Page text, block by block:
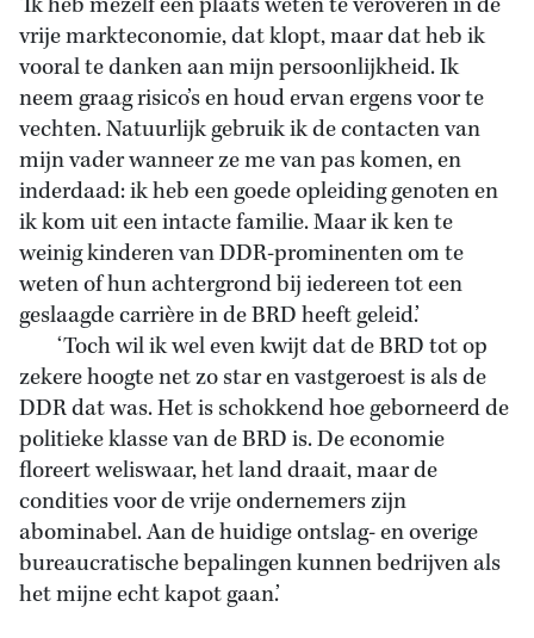
vrije markteconomie, dat klopt, maar dat heb ik
vooral te danken aan mijn persoonlijkheid. Ik
neem graag risico’s en houd ervan ergens voor te
vechten. Natuurlijk gebruik ik de contacten van
mijn vader wanneer ze me van pas komen, en
inderdaad: ik heb een goede opleiding genoten en
ik kom uit een intacte familie. Maar ik ken te
weinig kinderen van DDR-prominenten om te
weten of hun achtergrond bij iedereen tot een
geslaagde carrière in de BRD heeft geleid.’
‘Toch wil ik wel even kwijt dat de BRD tot op
zekere hoogte net zo star en vastgeroest is als de
DDR dat was. Het is schokkend hoe geborneerd de
politieke klasse van de BRD is. De economie
floreert weliswaar, het land draait, maar de
condities voor de vrije ondernemers zijn
abominabel. Aan de huidige ontslag- en overige
bureaucratische bepalingen kunnen bedrijven als
het mijne echt kapot gaan.’